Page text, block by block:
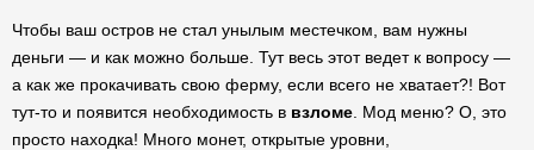
Чтобы ваш остров не стал унылым местечком, вам нужны
деньги — и как можно больше. Тут весь этот ведет к вопросу —
а как же прокачивать свою ферму, если всего не хватает?! Вот
тут-то и появится необходимость в взломе . Мод меню? О, это
просто находка! Много монет, открытые уровни,